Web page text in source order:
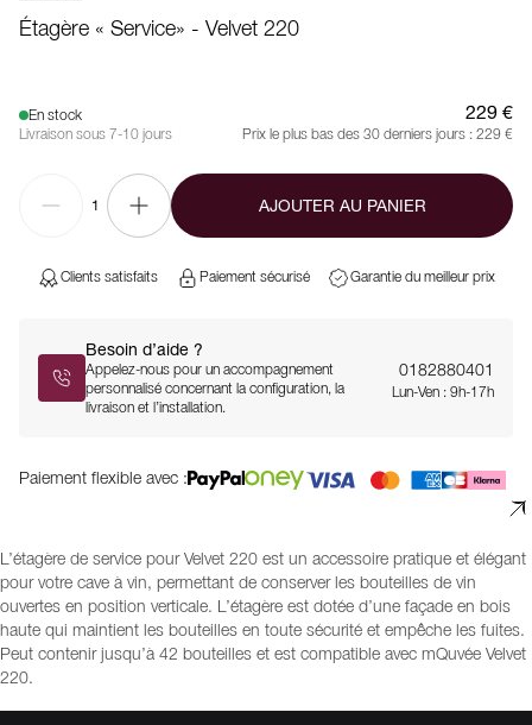
Étagère « Service» - Velvet 220
En stock
Livraison sous 7-10 jours
229 €
Prix le plus bas des 30 derniers jours : 229 €
1 AJOUTER AU PANIER
Clients satisfaits Paiement sécurisé Garantie du meilleur prix
Besoin d’aide ?
Appelez-nous pour un accompagnement
personnalisé concernant la configuration, la
livraison et l’installation.
0182880401
Lun-Ven : 9h-17h
Paiement flexible avec :
L’étagère de service pour Velvet 220 est un accessoire pratique et élégant
pour votre cave à vin, permettant de conserver les bouteilles de vin
ouvertes en position verticale. L’étagère est dotée d’une façade en bois
haute qui maintient les bouteilles en toute sécurité et empêche les fuites.
Peut contenir jusqu’à 42 bouteilles et est compatible avec mQuvée Velvet
220.